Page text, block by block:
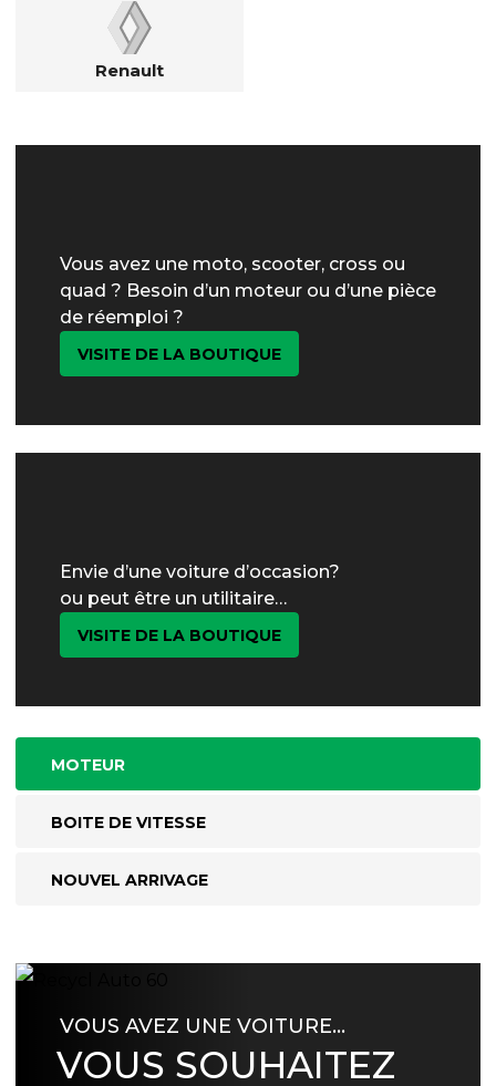
Renault
Vous avez une moto, scooter, cross ou
quad ? Besoin d’un moteur ou d’une pièce
de réemploi ?
VISITE DE LA BOUTIQUE
Envie d’une voiture d’occasion?
ou peut être un utilitaire…
VISITE DE LA BOUTIQUE
MOTEUR
BOITE DE VITESSE
NOUVEL ARRIVAGE
VOUS AVEZ UNE VOITURE…
VOUS SOUHAITEZ